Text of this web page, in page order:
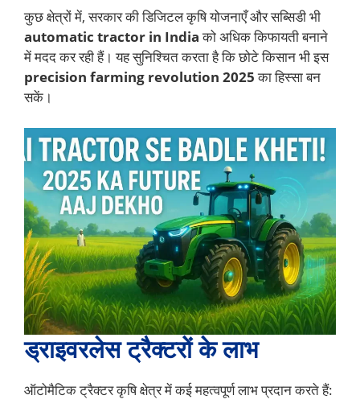
कुछ क्षेत्रों में, सरकार की डिजिटल कृषि योजनाएँ और सब्सिडी भी
automatic tractor in Indiaको अधिक किफायती बनाने
में मदद कर रही हैं। यह सुनिश्चित करता है कि छोटे किसान भी इस
precision farming revolution 2025का हिस्सा बन
सकें।
ड्राइवरलेस ट्रैक्टरों के लाभ
ऑटोमैटिक ट्रैक्टर कृषि क्षेत्र में कई महत्वपूर्ण लाभ प्रदान करते हैं: